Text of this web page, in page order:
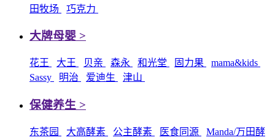
田牧场
巧克力
大牌母婴 >
花王 大王 贝亲 森永 和光堂 固力果
mama&kids
Sassy
明治 爱迪生 津山
保健养生 >
东茶园 大高酵素 公主酵素 医食同源
Manda/万田酵